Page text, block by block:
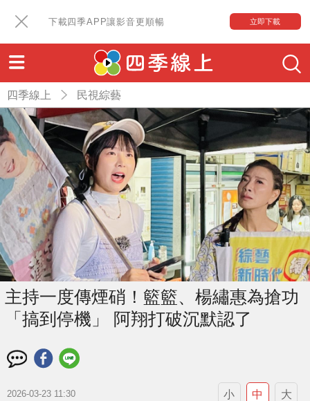
下載四季APP讓影音更順暢 立即下載
四季線上 民視綜藝
主持一度傳煙硝！籃籃、楊繡惠為搶功
「搞到停機」 阿翔打破沉默認了
2026-03-23 11:30 小 中 大